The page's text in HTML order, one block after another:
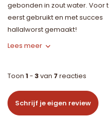
gebonden in zout water. Voor t
eerst gebruikt en met succes
hallalworst gemaakt!
Lees meer
Toon 1- 3van 7 reacties
Schrijf je eigen review